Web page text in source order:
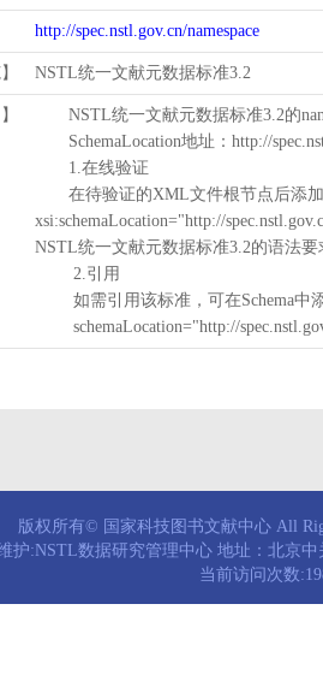
http://spec.nstl.gov.cn/namespace
NSTL统一文献元数据标准3.2
NSTL统一文献元数据标准3.2的
SchemaLocation地址：http://
1.在线验证
在待验证的XML文件根节点后添加
xsi:schemaLocation="http://
NSTL统一文献元数据标准3.2的语法要
2.引用
如需引用该标准，可在Schema中
schemaLocation="http://
版权所有© 国家科技图书文献中心 All
护:NSTL数据研究管理中心 地址：北京
当前访问次数